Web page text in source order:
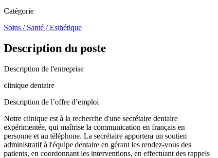
Catégorie
Soins / Santé / Esthétique
Description du poste
Description de l'entreprise
clinique dentaire
Description de l’offre d’emploi
Notre clinique est à la recherche d'une secrétaire dentaire
expérimentée, qui maîtrise la communication en français en
personne et au téléphone. La secrétaire apportera un soutien
administratif à l'équipe dentaire en gérant les rendez-vous des
patients, en coordonnant les interventions, en effectuant des rappels